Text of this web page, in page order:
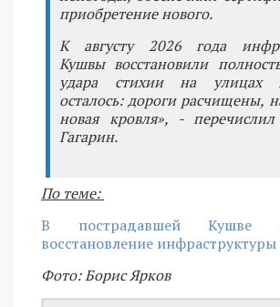
приобретение нового.
К августу 2026 года
Кушвы восстановили
удара стихии на улицах
осталось: дороги расчищены,
новая кровля», -
Гагарин.
По теме:
В пострадавшей Кушве
восстановление инфраструктуры
Фото: Борис Ярков